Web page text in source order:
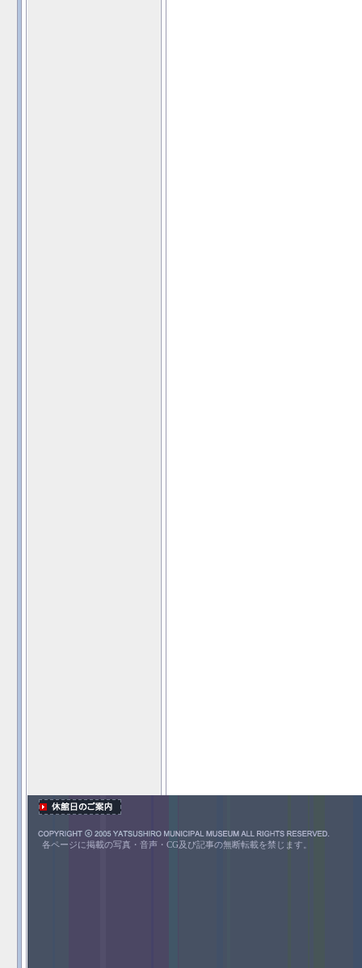
各ページに掲載の写真・音声・CG及び記事の無断転載を禁じます。